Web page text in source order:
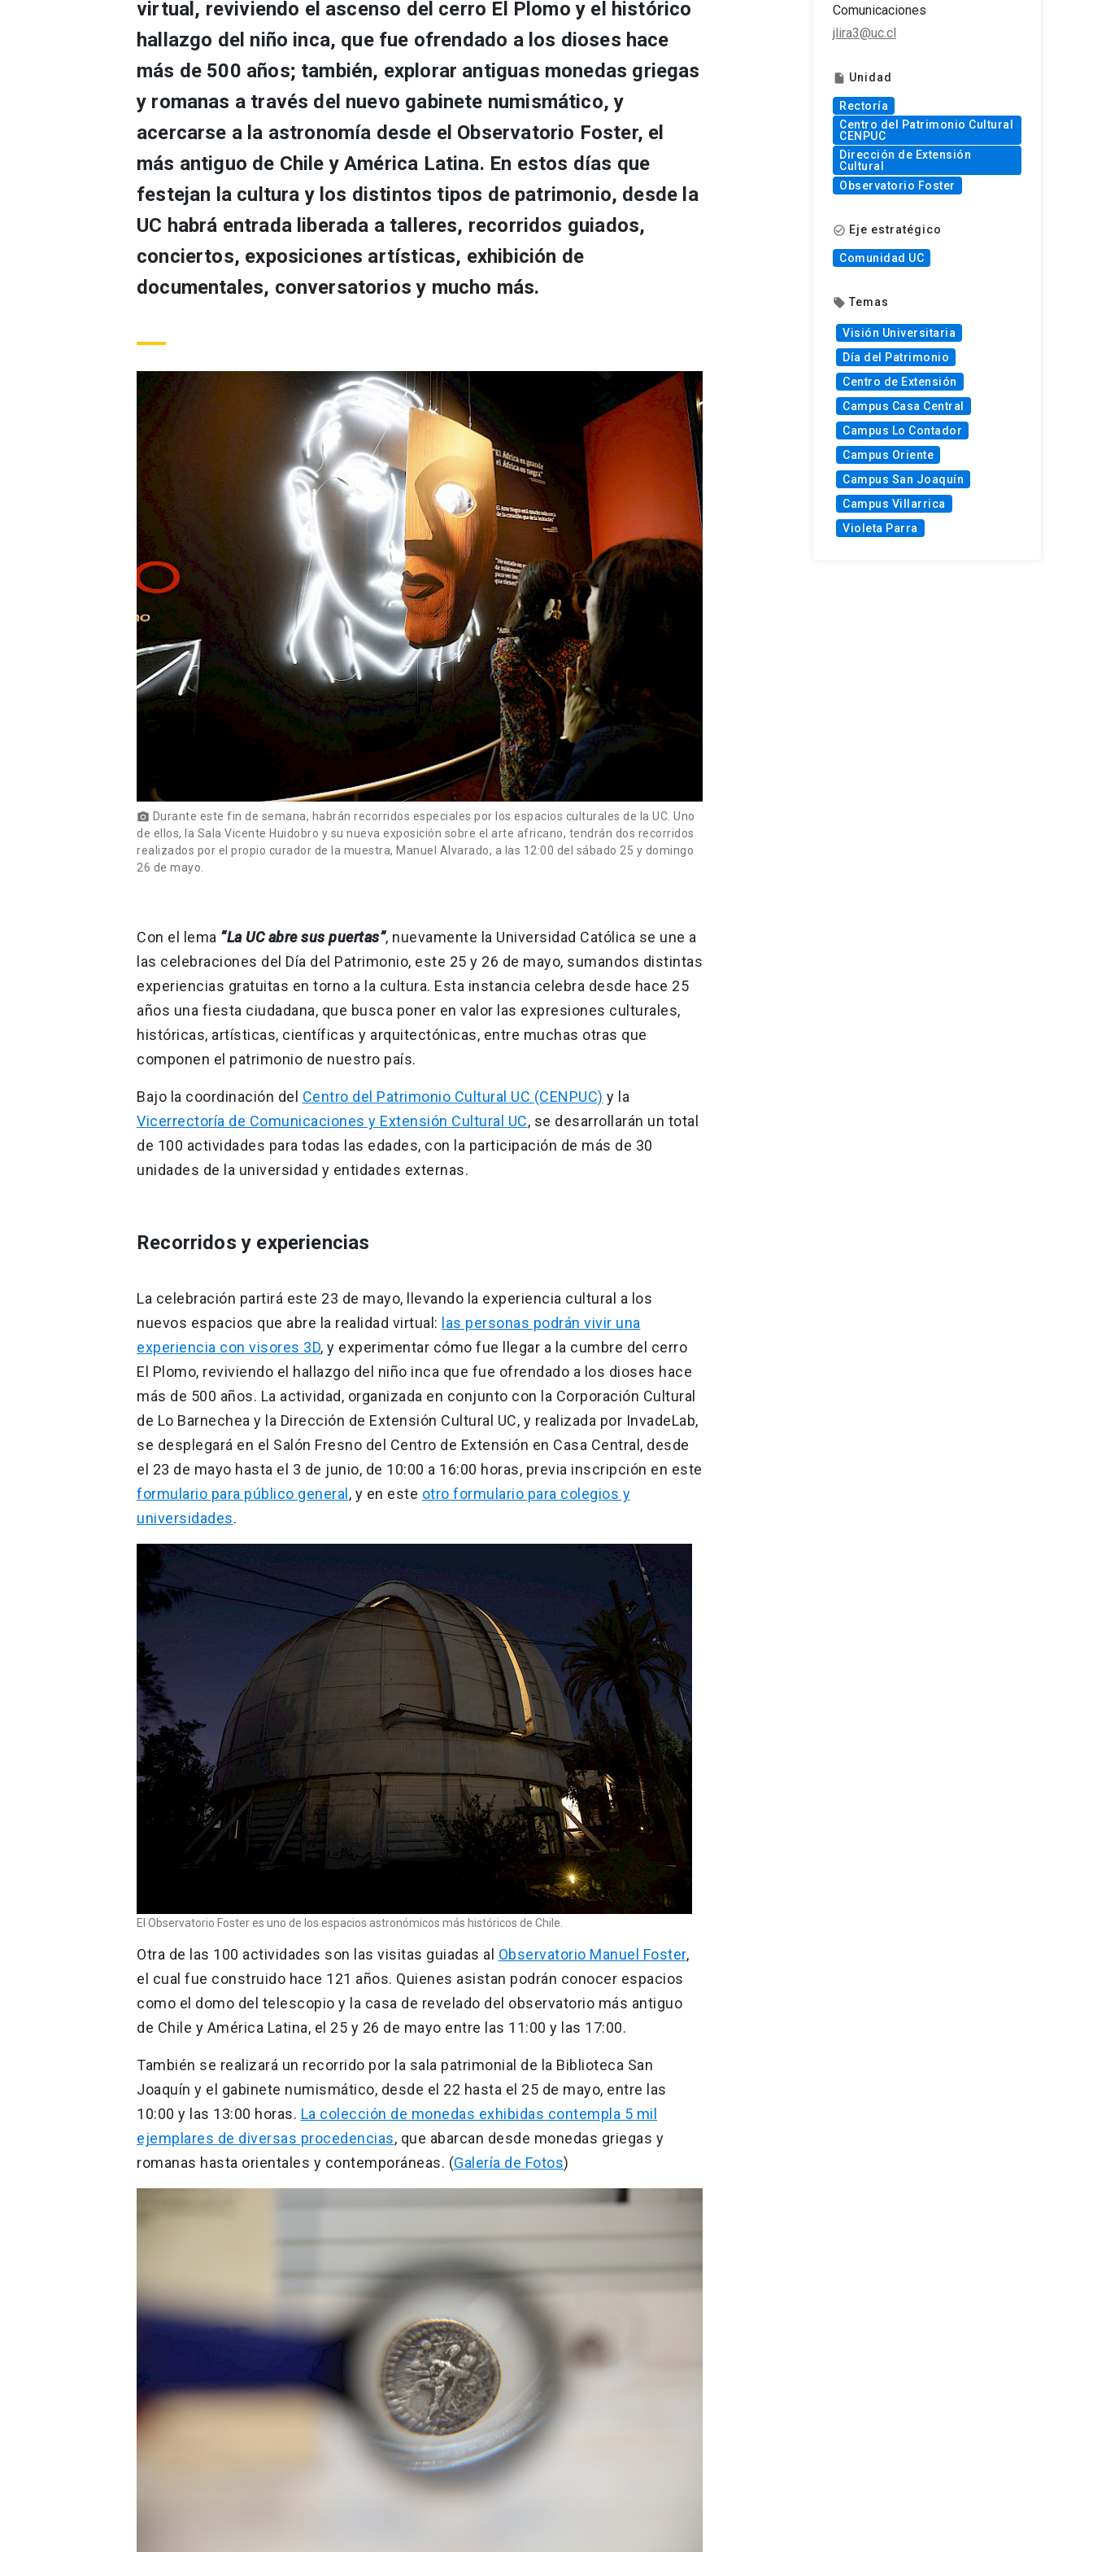
virtual, reviviendo el ascenso del cerro El Plomo y el histórico
hallazgo del niño inca, que fue ofrendado a los dioses hace
más de 500 años; también, explorar antiguas monedas griegas
y romanas a través del nuevo gabinete numismático, y
acercarse a la astronomía desde el Observatorio Foster, el
más antiguo de Chile y América Latina. En estos días que
festejan la cultura y los distintos tipos de patrimonio, desde la
UC habrá entrada liberada a talleres, recorridos guiados,
conciertos, exposiciones artísticas, exhibición de
documentales, conversatorios y mucho más.
photo_camera Durante este fin de semana, habrán recorridos especiales por los espacios culturales de la UC. Uno
de ellos, la Sala Vicente Huidobro y su nueva exposición sobre el arte africano, tendrán dos recorridos
realizados por el propio curador de la muestra, Manuel Alvarado, a las 12:00 del sábado 25 y domingo
26 de mayo.
Con el lema “La UC abre sus puertas”, nuevamente la Universidad Católica se une a
las celebraciones del Día del Patrimonio, este 25 y 26 de mayo, sumandos distintas
experiencias gratuitas en torno a la cultura. Esta instancia celebra desde hace 25
años una fiesta ciudadana, que busca poner en valor las expresiones culturales,
históricas, artísticas, científicas y arquitectónicas, entre muchas otras que
componen el patrimonio de nuestro país.
Bajo la coordinación del Centro del Patrimonio Cultural UC (CENPUC) y la
Vicerrectoría de Comunicaciones y Extensión Cultural UC, se desarrollarán un total
de 100 actividades para todas las edades, con la participación de más de 30
unidades de la universidad y entidades externas.
Recorridos y experiencias
La celebración partirá este 23 de mayo, llevando la experiencia cultural a los
nuevos espacios que abre la realidad virtual: las personas podrán vivir una
experiencia con visores 3D, y experimentar cómo fue llegar a la cumbre del cerro
El Plomo, reviviendo el hallazgo del niño inca que fue ofrendado a los dioses hace
más de 500 años. La actividad, organizada en conjunto con la Corporación Cultural
de Lo Barnechea y la Dirección de Extensión Cultural UC, y realizada por InvadeLab,
se desplegará en el Salón Fresno del Centro de Extensión en Casa Central, desde
el 23 de mayo hasta el 3 de junio, de 10:00 a 16:00 horas, previa inscripción en este
formulario para público general , y en este otro formulario para colegios y
universidades.
El Observatorio Foster es uno de los espacios astronómicos más históricos de Chile.
Otra de las 100 actividades son las visitas guiadas al Observatorio Manuel Foster,
el cual fue construido hace 121 años. Quienes asistan podrán conocer espacios
como el domo del telescopio y la casa de revelado del observatorio más antiguo
de Chile y América Latina, el 25 y 26 de mayo entre las 11:00 y las 17:00.
También se realizará un recorrido por la sala patrimonial de la Biblioteca San
Joaquín y el gabinete numismático, desde el 22 hasta el 25 de mayo, entre las
10:00 y las 13:00 horas. La colección de monedas exhibidas contempla 5 mil
ejemplares de diversas procedencias, que abarcan desde monedas griegas y
romanas hasta orientales y contemporáneas. (Galería de Fotos)
Comunicaciones
jlira3@uc.cl
insert_drive_file Unidad
Rectoría
Centro del Patrimonio Cultural
CENPUC
Dirección de Extensión
Cultural
Observatorio Foster
check_circle_outline Eje estratégico
Comunidad UC
local_offer Temas
Visión Universitaria
Día del Patrimonio
Centro de Extensión
Campus Casa Central
Campus Lo Contador
Campus Oriente
Campus San Joaquín
Campus Villarrica
Violeta Parra